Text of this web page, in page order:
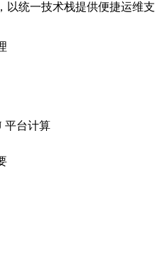
以统一技术栈提供便捷运维支
平台计算